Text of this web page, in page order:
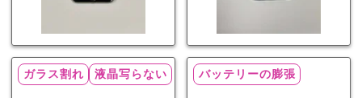
ガラス割れ 液晶写らない バッテリーの膨張